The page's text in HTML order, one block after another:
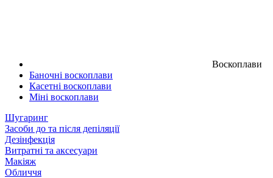
Воскоплави
Баночні воскоплави
Касетні воскоплави
Міні воскоплави
Шугаринг
Засоби до та після депіляції
Дезінфекція
Витратні та аксесуари
Макіяж
Обличчя